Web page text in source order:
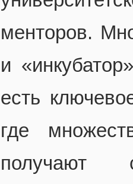
менторов.
и
есть
где
получают